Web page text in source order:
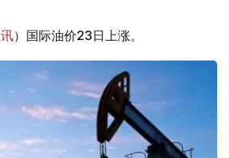
）国际油价23日上涨。